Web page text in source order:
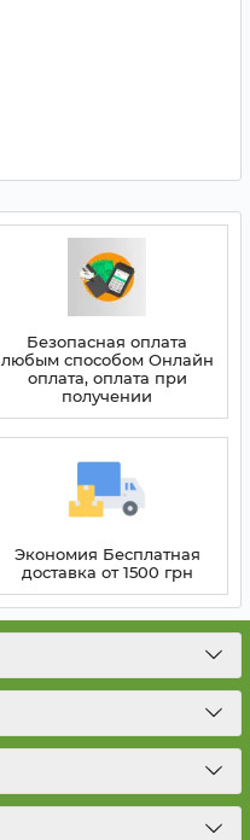
Безопасная оплата
любым способом Онлайн
оплата, оплата при
получении
Экономия Бесплатная
доставка от 1500 грн